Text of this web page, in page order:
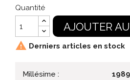
Quantité
AJOUTER
 Derniers articles en stock
Millésime : 1989